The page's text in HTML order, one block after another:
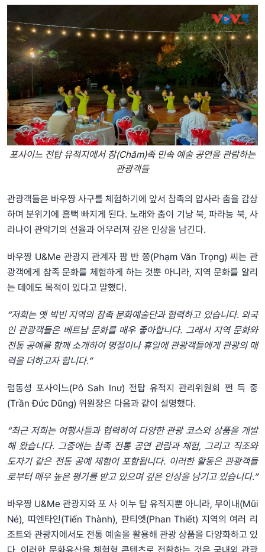
포사이느 전탑 유적지에서 참(Chăm)족 민속 예술 공연을 관람하는
관광객들
관광객들은 바우짱 사구를 체험하기에 앞서 참족의 압사라 춤을 감상
하며 분위기에 흠뻑 빠지게 된다. 노래와 춤이 기낭 북, 파라능 북, 사
라나이 관악기의 선율과 어우러져 깊은 인상을 남긴다.
바우짱 U&Me 관광지 관계자 팜 반 쫑(Phạm Văn Trọng) 씨는 관
광객에게 참족 문화를 체험하게 하는 것뿐 아니라, 지역 문화를 알리
는 데에도 목적이 있다고 말했다.
“저희는 옛 박빈 지역의 참족 문화예술단과 협력하고 있습니다. 외국
인 관광객들은 베트남 문화를 매우 좋아합니다. 그래서 지역 문화와
전통 공예를 함께 소개하여 명절이나 휴일에 관광객들에게 관광의 매
력을 더하고자 합니다.”
럼동성 포사이느(Pô Sah Inư) 전탑 유적지 관리위원회 쩐 득 중
(Trần Đức Dũng) 위원장은 다음과 같이 설명했다.
“최근 저희는 여행사들과 협력하여 다양한 관광 코스와 상품을 개발
해 왔습니다. 그중에는 참족 전통 공연 관람과 체험, 그리고 직조와
도자기 같은 전통 공예 체험이 포함됩니다. 이러한 활동은 관광객들
로부터 매우 높은 평가를 받고 있으며 깊은 인상을 남기고 있습니다.”
바우짱 U&Me 관광지와 포 사 이누 탑 유적지뿐 아니라, 무이내(Mũi
Né), 띠엔타인(Tiến Thành), 판티엣(Phan Thiết) 지역의 여러 리
조트와 관광지에서도 전통 예술을 활용해 관광 상품을 다양화하고 있